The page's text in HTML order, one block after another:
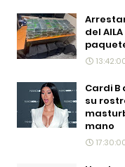
del
Cardi
su
mano